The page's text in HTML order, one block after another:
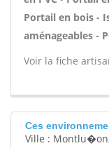
Portail en bois -
aménageables -
Voir la fiche
Ces
Ville :